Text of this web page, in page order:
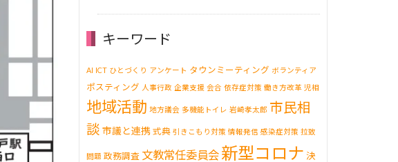
キーワード
AI ICT ひとづくり アンケート タウンミーティング ボランティア
ポスティング 人事行政 企業支援 会合 依存症対策 働き方改革 児相
地域活動 地方議会 多機能トイレ 岩崎孝太郎 市民相
談 市議と連携 式典 引きこもり対策 情報発信 感染症対策 拉致
問題 政務調査 文教常任委員会 新型コロナ 決